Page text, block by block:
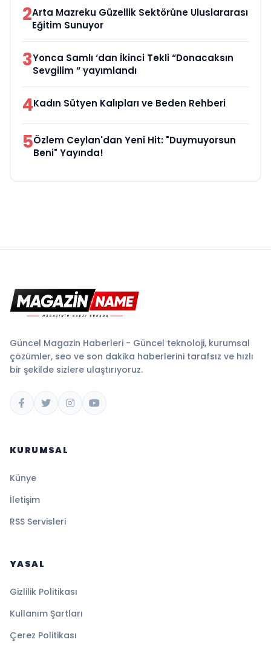
2Arta Mazreku Güzellik Sektörüne Uluslararası
Eğitim Sunuyor
3Yonca Samlı ‘dan İkinci Tekli “Donacaksın
Sevgilim “ yayımlandı
4Kadın Sütyen Kalıpları ve Beden Rehberi
5Özlem Ceylan'dan Yeni Hit: "Duymuyorsun
Beni" Yayında!
Güncel Magazin Haberleri - Güncel teknoloji, kurumsal
çözümler, seo ve son dakika haberlerini tarafsız ve hızlı
bir şekilde sizlere ulaştırıyoruz.
KURUMSAL
Künye
İletişim
RSS Servisleri
YASAL
Gizlilik Politikası
Kullanım Şartları
Çerez Politikası